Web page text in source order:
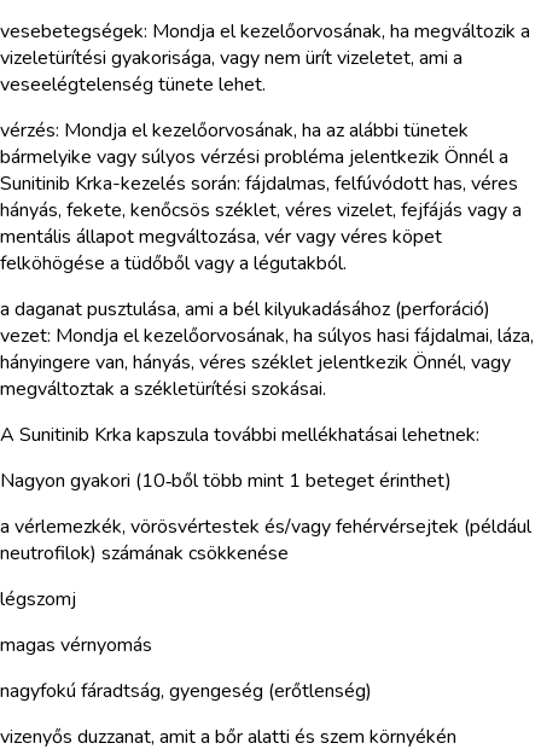
vesebetegségek: Mondja el kezelőorvosának, ha megváltozik a
vizeletürítési gyakorisága, vagy nem ürít vizeletet, ami a
veseelégtelenség tünete lehet.
vérzés: Mondja el kezelőorvosának, ha az alábbi tünetek
bármelyike vagy súlyos vérzési probléma jelentkezik Önnél a
Sunitinib Krka-kezelés során: fájdalmas, felfúvódott has, véres
hányás, fekete, kenőcsös széklet, véres vizelet, fejfájás vagy a
mentális állapot megváltozása, vér vagy véres köpet
felköhögése a tüdőből vagy a légutakból.
a daganat pusztulása, ami a bél kilyukadásához (perforáció)
vezet: Mondja el kezelőorvosának, ha súlyos hasi fájdalmai, láza,
hányingere van, hányás, véres széklet jelentkezik Önnél, vagy
megváltoztak a székletürítési szokásai.
A Sunitinib Krka kapszula további mellékhatásai lehetnek:
Nagyon gyakori (10‑ből több mint 1 beteget érinthet)
a vérlemezkék, vörösvértestek és/vagy fehérvérsejtek (például
neutrofilok) számának csökkenése
légszomj
magas vérnyomás
nagyfokú fáradtság, gyengeség (erőtlenség)
vizenyős duzzanat, amit a bőr alatti és szem környékén